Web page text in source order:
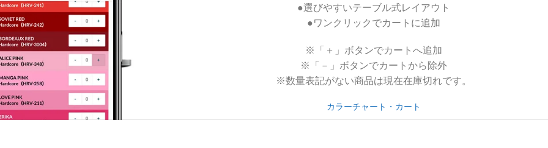
●選びやすいテーブル式レイアウト
●ワンクリックでカートに追加
※「＋」ボタンでカートへ追加
※「－」ボタンでカートから除外
※数量表記がない商品は現在在庫切れです。
カラーチャート・カート